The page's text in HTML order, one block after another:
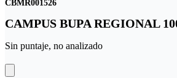
CBMR001526
CAMPUS BUPA REGIONAL
Sin puntaje, no analizado